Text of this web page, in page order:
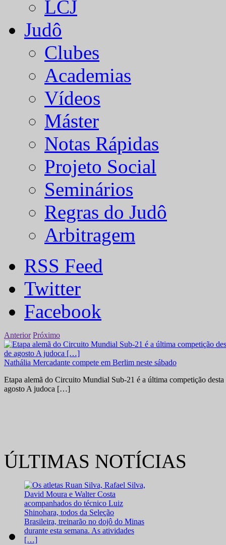
LCJ
Judô
Clubes
Academias
Vídeos
Máster
Notas Rápidas
Projeto Social
Seminários
Regras do Judô
Arbitragem
RSS Feed
Twitter
Facebook
Anterior Próximo
Nathália Mercadante compete em Berlim neste sábado
Etapa alemã do Circuito Mundial Sub-21 é a última competição
agosto A judoca […]
ÚLTIMAS NOTÍCIAS